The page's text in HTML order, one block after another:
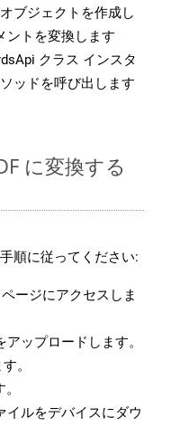
ブジェクトを作成し
ントを変換します
クラス インスタ
ッドを呼び出します
に変換する
順に従ってください:
ージにアクセスしま
ップロードします。
。
イルをデバイスにダウ